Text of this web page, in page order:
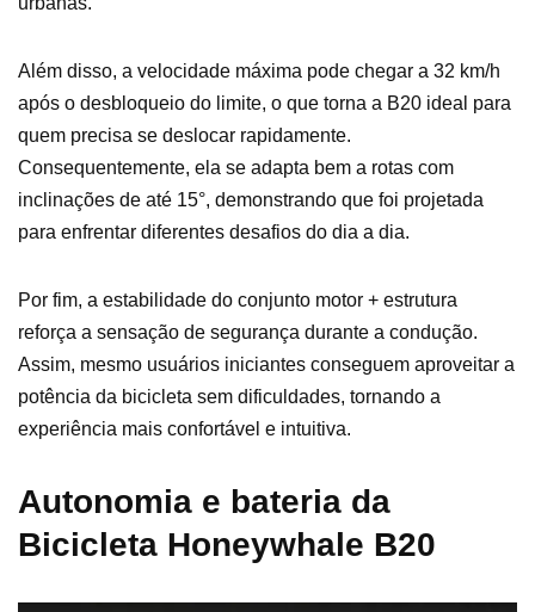
Além disso, a velocidade máxima pode chegar a 32 km/h
após o desbloqueio do limite, o que torna a B20 ideal para
quem precisa se deslocar rapidamente.
Consequentemente, ela se adapta bem a rotas com
inclinações de até 15°, demonstrando que foi projetada
para enfrentar diferentes desafios do dia a dia.
Por fim, a estabilidade do conjunto motor + estrutura
reforça a sensação de segurança durante a condução.
Assim, mesmo usuários iniciantes conseguem aproveitar a
potência da bicicleta sem dificuldades, tornando a
experiência mais confortável e intuitiva.
Autonomia e bateria da
Bicicleta Honeywhale B20